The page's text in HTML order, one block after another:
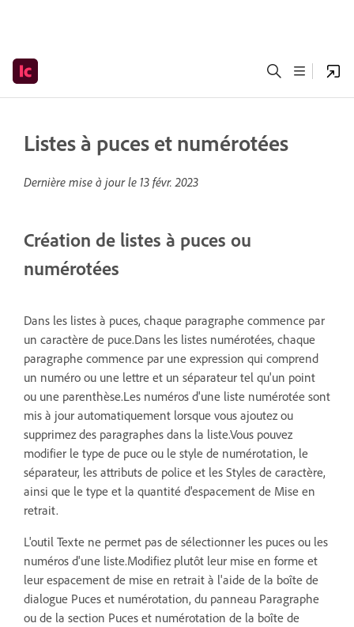
Listes à puces et numérotées
Dernière mise à jour le 13 févr. 2023
Création de listes à puces ou
numérotées
Dans les listes à puces, chaque paragraphe commence par
un caractère de puce.Dans les listes numérotées, chaque
paragraphe commence par une expression qui comprend
un numéro ou une lettre et un séparateur tel qu'un point
ou une parenthèse.Les numéros d'une liste numérotée sont
mis à jour automatiquement lorsque vous ajoutez ou
supprimez des paragraphes dans la liste.Vous pouvez
modifier le type de puce ou le style de numérotation, le
séparateur, les attributs de police et les Styles de caractère,
ainsi que le type et la quantité d'espacement de Mise en
retrait.
L'outil Texte ne permet pas de sélectionner les puces ou les
numéros d'une liste.Modifiez plutôt leur mise en forme et
leur espacement de mise en retrait à l'aide de la boîte de
dialogue Puces et numérotation, du panneau Paragraphe
ou de la section Puces et numérotation de la boîte de